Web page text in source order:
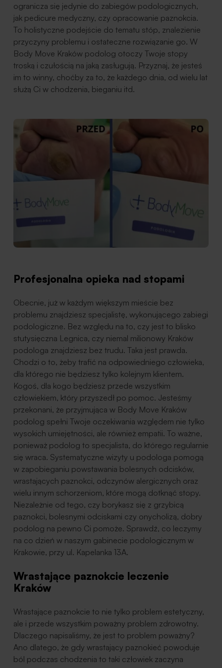
ogranicza się jedynie do zabiegów podologicznych,
jak pedicure medyczny, czy opracowanie paznokcia.
To holistyczne podejście do tematu stóp, znalezienie
przyczyny problemu i ostateczne rozwiązanie go. W
Body Move Kraków podolog otoczy Twoje stopy
troską i czułością na jaką zasługują. Przyznaj, że jesteś
im to winny, choćby za to, że każdego dnia, od wielu lat
służą Ci w chodzenia, bieganiu itd.
Profesjonalna opieka nad stopami
Obecnie, już w każdym większym mieście bez
problemu znajdziesz specjalistę, wykonującego zabiegi
podologiczne. Bez względu na to, czy jest to blisko
stutysięczna Legnica, czy niemal milionowy Kraków
podologa znajdziesz bez trudu. Taka jest prawda.
Chodzi o to, żeby trafić na odpowiedniego człowieka,
dla którego nie będziesz tylko kolejnym klientem.
Kogoś, dla kogo będziesz przede wszystkim
człowiekiem, który przyszedł po pomoc. Jesteśmy
przekonani, że przyjmująca w Body Move Kraków
podolog spełni Twoje oczekiwania względem nie tylko
wysokich umiejętności, ale również empatii. To ważne,
ponieważ podolog to specjalista, do którego regularnie
się wraca. Systematyczne wizyty u podologa pomogą
w zapobieganiu powstawania bolesnych odcisków,
wrastających paznokci, odczynów alergicznych oraz
wielu innym schorzeniom, które mogą dotknąć stopy.
Niezależnie od tego, czy borykasz się z grzybicą
paznokci, bolesnymi odciskami czy onycholizą, dobry
podolog na pewno Ci pomoże. Sprawdź, co leczymy
na co dzień w naszym gabinecie podologicznym w
Krakowie, przy ul. Kapelanka 13A.
Wrastające paznokcie leczenie
Kraków
Wrastające paznokcie to nie tylko problem estetyczny,
ale i przede wszystkim poważny problem zdrowotny.
Dlaczego napisaliśmy, że jest to problem poważny?
Ano dlatego, że gdy wrastający paznokieć powoduje
ból podczas chodzenia to taki człowiek zaczyna